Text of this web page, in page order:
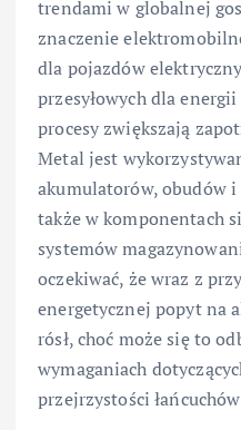
trendami w globalnej
znaczenie
dla pojazdów
przesyłowych dla
procesy zwiększają
Metal jest
akumulatorów, obudów
także w komponentach
systemów
oczekiwać, że wraz z
energetycznej popyt na
rósł, choć może się to
wymaganiach
przejrzystości